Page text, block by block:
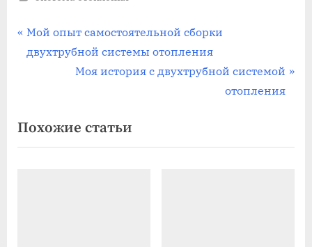
Навигация
по
П
р
д
у
Мой опыт самостоятельной сборки
двухтрубной системы отопления
С
д
у
Моя история с двухтрубной системой
отопления
Похожие статьи